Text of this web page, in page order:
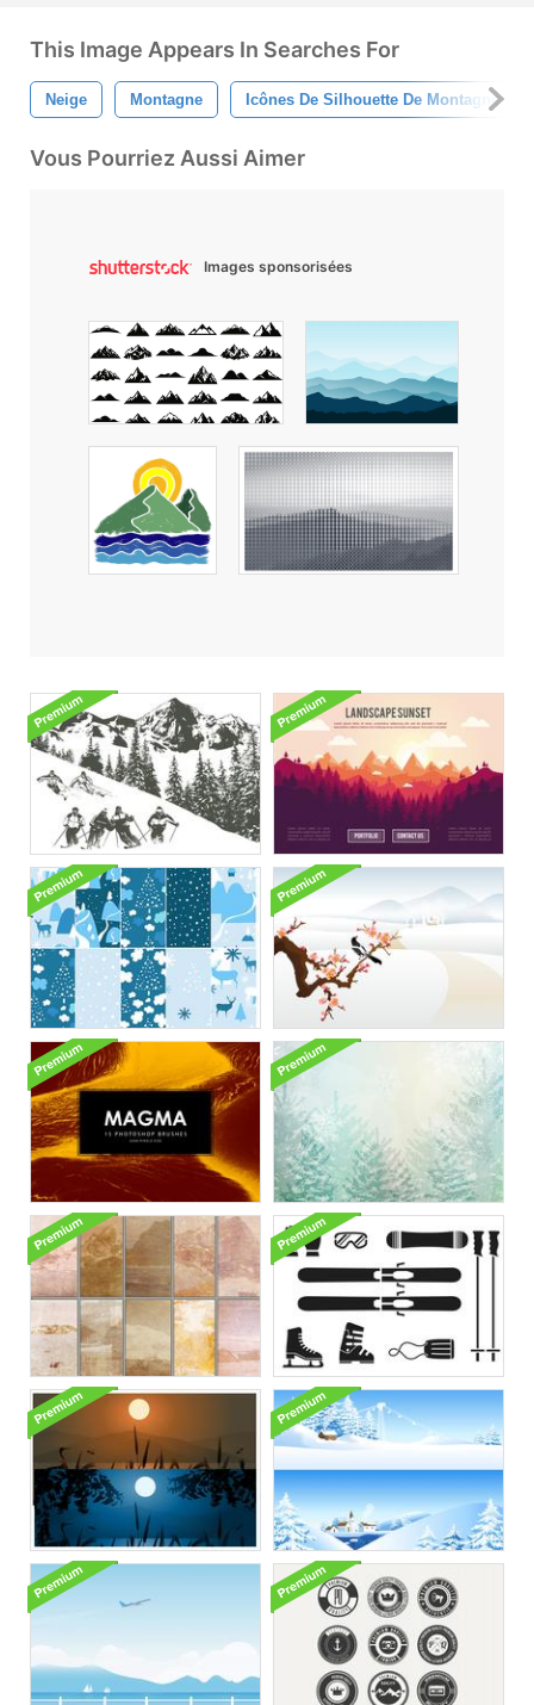
This Image Appears In Searches For
Neige Montagne Icônes De Silhouette De Montagne
Vous Pourriez Aussi Aimer
Images sponsorisées